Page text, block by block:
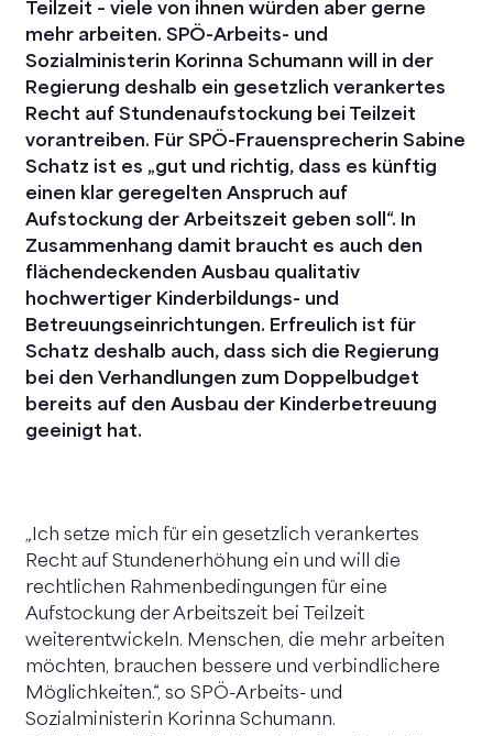
Teilzeit – viele von ihnen würden aber gerne
mehr arbeiten. SPÖ-Arbeits- und
Sozialministerin Korinna Schumann will in der
Regierung deshalb ein gesetzlich verankertes
Recht auf Stundenaufstockung bei Teilzeit
vorantreiben. Für SPÖ-Frauensprecherin Sabine
Schatz ist es „gut und richtig, dass es künftig
einen klar geregelten Anspruch auf
Aufstockung der Arbeitszeit geben soll“. In
Zusammenhang damit braucht es auch den
flächendeckenden Ausbau qualitativ
hochwertiger Kinderbildungs- und
Betreuungseinrichtungen. Erfreulich ist für
Schatz deshalb auch, dass sich die Regierung
bei den Verhandlungen zum Doppelbudget
bereits auf den Ausbau der Kinderbetreuung
geeinigt hat.
„Ich setze mich für ein gesetzlich verankertes
Recht auf Stundenerhöhung ein und will die
rechtlichen Rahmenbedingungen für eine
Aufstockung der Arbeitszeit bei Teilzeit
weiterentwickeln. Menschen, die mehr arbeiten
möchten, brauchen bessere und verbindlichere
Möglichkeiten.“, so SPÖ-Arbeits- und
Sozialministerin Korinna Schumann.